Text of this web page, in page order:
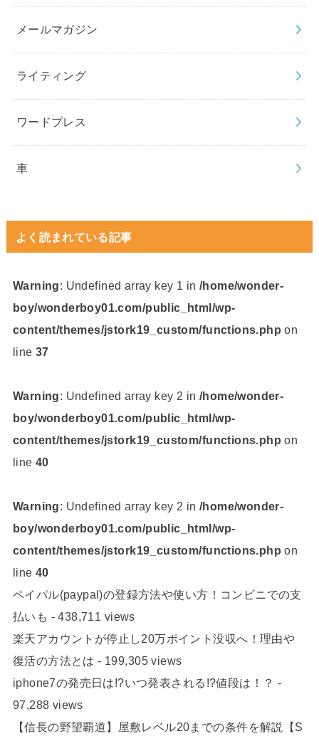
メールマガジン
ライティング
ワードプレス
車
よく読まれている記事
Warning: Undefined array key 1 in /home/wonder-
boy/wonderboy01.com/public_html/wp-
content/themes/jstork19_custom/functions.php on
line 37
Warning: Undefined array key 2 in /home/wonder-
boy/wonderboy01.com/public_html/wp-
content/themes/jstork19_custom/functions.php on
line 40
Warning: Undefined array key 2 in /home/wonder-
boy/wonderboy01.com/public_html/wp-
content/themes/jstork19_custom/functions.php on
line 40
ペイパル(paypal)の登録方法や使い方！コンビニでの支
払いも - 438,711 views
楽天アカウントが停止し20万ポイント没収へ！理由や
復活の方法とは - 199,305 views
iphone7の発売日は!?いつ発表される!?値段は！？ -
97,288 views
【信長の野望覇道】屋敷レベル20までの条件を解説【S